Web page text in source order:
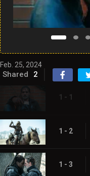
Feb. 25, 2024
Shared 2
1 - 1
1 - 2
1 - 3